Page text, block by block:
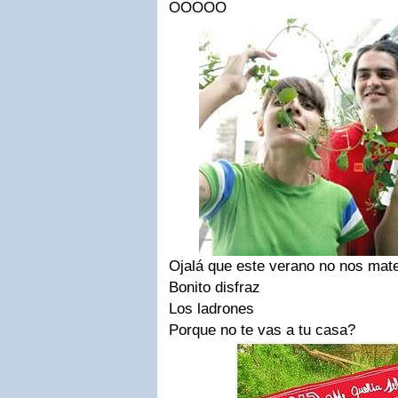
OOOOO
Ojalá que este verano no nos
Bonito disfraz
Los ladrones
Porque no te vas a tu casa?